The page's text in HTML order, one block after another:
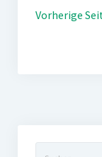
Vorherige